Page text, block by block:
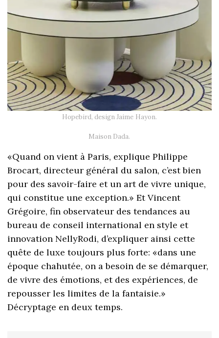
Hopebird, design Jaime Hayon.
Maison Dada.
«Quand on vient à Paris, explique Philippe
Brocart, directeur général du salon, c’est bien
pour des savoir-faire et un art de vivre unique,
qui constitue une exception.» Et Vincent
Grégoire, fin observateur des tendances au
bureau de conseil international en style et
innovation NellyRodi, d’expliquer ainsi cette
quête de luxe toujours plus forte: «dans une
époque chahutée, on a besoin de se démarquer,
de vivre des émotions, et des expériences, de
repousser les limites de la fantaisie.»
Décryptage en deux temps.